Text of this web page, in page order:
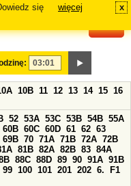
się
więcej x
10B 11 12 13 14 15 16
52 53A 53C 53B 54B 55A
60B 60C 60D 61 62 63
69B 70 71A 71B 72A 72B
81B 82A 82B 83 84A
88C 88D 89 90 91A 91B
99 100 101 201 202 6.
F1